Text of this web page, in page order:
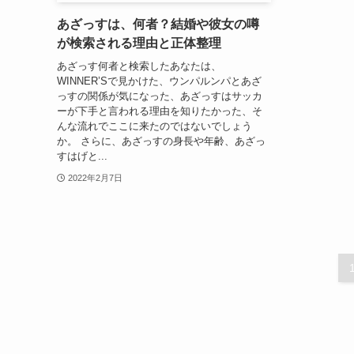
あざっすは、何者？結婚や彼女の噂
が検索される理由と正体整理
あざっす何者と検索したあなたは、
WINNER’Sで見かけた、ウンパルンパとあざ
っすの関係が気になった、あざっすはサッカ
ーが下手と言われる理由を知りたかった、そ
んな流れでここに来たのではないでしょう
か。 さらに、あざっすの身長や年齢、あざっ
すはげと...
2022年2月7日
1